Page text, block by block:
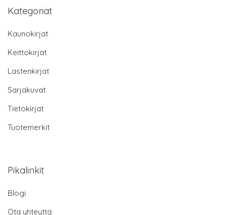
Kategoriat
Kaunokirjat
Keittokirjat
Lastenkirjat
Sarjakuvat
Tietokirjat
Tuotemerkit
Pikalinkit
Blogi
Ota yhteyttä